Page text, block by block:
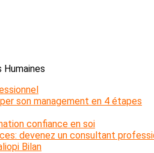
Humaines
son management en 4 étapes
confiance en soi
devenez un consultant
Bilan